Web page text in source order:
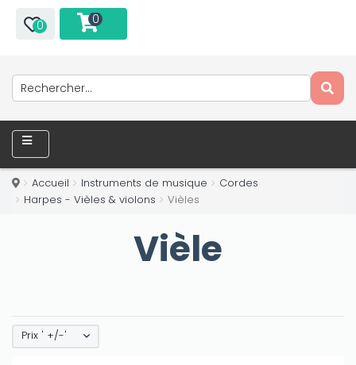
0 0
Accueil Instruments de musique
Cordes
Harpes - Vièles & violons
Vièles
Vièle
Prix ' +/-'